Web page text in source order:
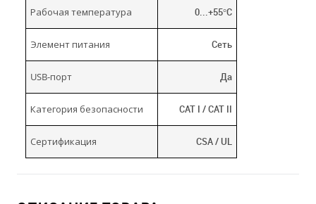
Рабочая температура 0...+55°C
Элемент питания Сеть
USB-порт Да
Категория безопасности CAT I / CAT II
Сертификация CSA / UL